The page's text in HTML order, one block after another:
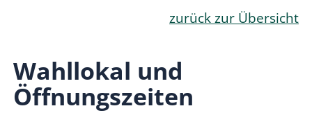
zurück zur Übersicht
Wahllokal und
Öffnungszeiten